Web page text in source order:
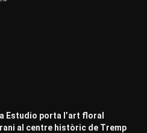
Estudio porta l’art floral
al centre històric de Tremp